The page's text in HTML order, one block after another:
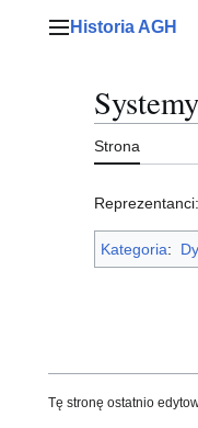
Menu główne
Historia AGH
Strona
Reprezentanci:
Kategoria:
Tę stronę ostatnio